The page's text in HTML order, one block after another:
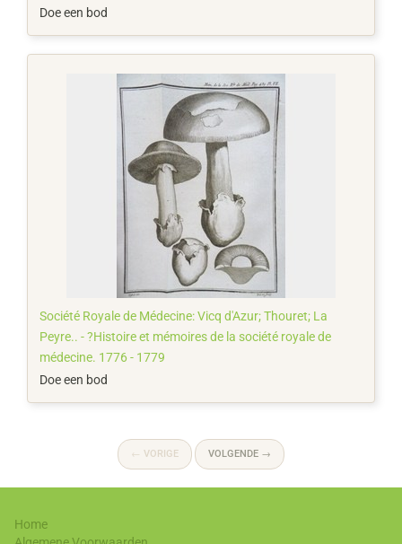
Doe een bod
Société Royale de Médecine: Vicq d'Azur; Thouret; La
Peyre.. - ?Histoire et mémoires de la société royale de
médecine. 1776 - 1779
Doe een bod
← VORIGE VOLGENDE →
Home